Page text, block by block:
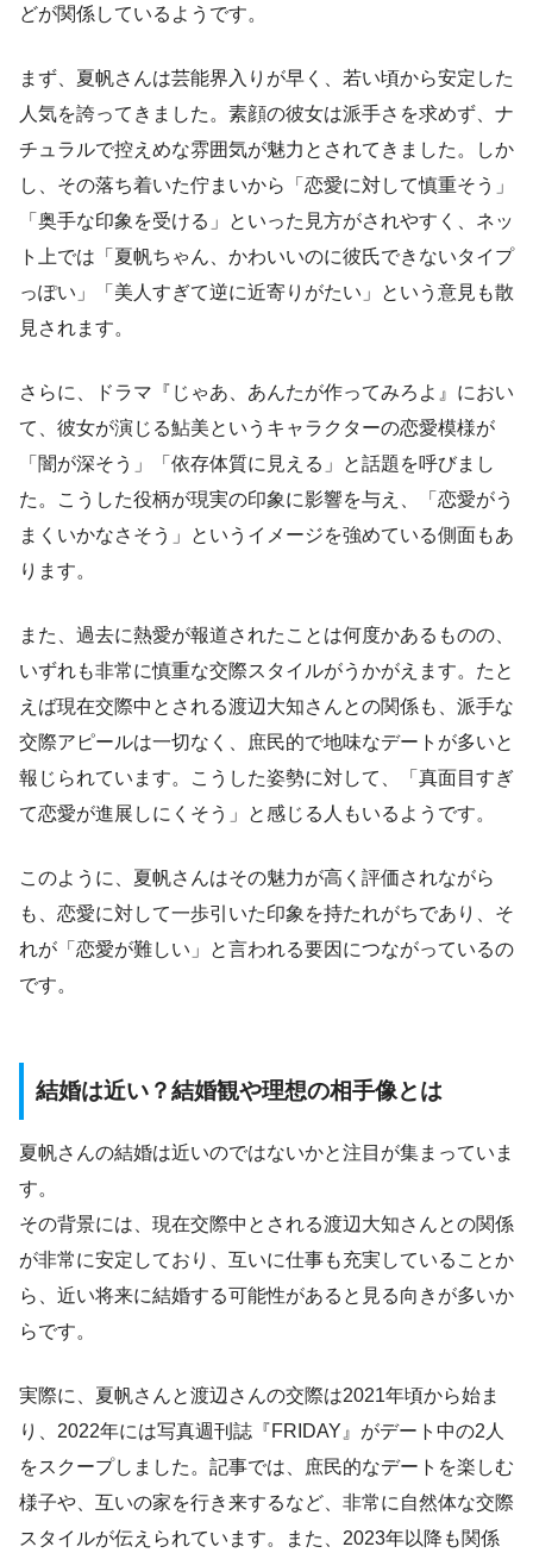
どが関係しているようです。
まず、夏帆さんは芸能界入りが早く、若い頃から安定した
人気を誇ってきました。素顔の彼女は派手さを求めず、ナ
チュラルで控えめな雰囲気が魅力とされてきました。しか
し、その落ち着いた佇まいから「恋愛に対して慎重そう」
「奥手な印象を受ける」といった見方がされやすく、ネッ
ト上では「夏帆ちゃん、かわいいのに彼氏できないタイプ
っぽい」「美人すぎて逆に近寄りがたい」という意見も散
見されます。
さらに、ドラマ『じゃあ、あんたが作ってみろよ』におい
て、彼女が演じる鮎美というキャラクターの恋愛模様が
「闇が深そう」「依存体質に見える」と話題を呼びまし
た。こうした役柄が現実の印象に影響を与え、「恋愛がう
まくいかなさそう」というイメージを強めている側面もあ
ります。
また、過去に熱愛が報道されたことは何度かあるものの、
いずれも非常に慎重な交際スタイルがうかがえます。たと
えば現在交際中とされる渡辺大知さんとの関係も、派手な
交際アピールは一切なく、庶民的で地味なデートが多いと
報じられています。こうした姿勢に対して、「真面目すぎ
て恋愛が進展しにくそう」と感じる人もいるようです。
このように、夏帆さんはその魅力が高く評価されながら
も、恋愛に対して一歩引いた印象を持たれがちであり、そ
れが「恋愛が難しい」と言われる要因につながっているの
です。
結婚は近い？結婚観や理想の相手像とは
夏帆さんの結婚は近いのではないかと注目が集まっていま
す。
その背景には、現在交際中とされる渡辺大知さんとの関係
が非常に安定しており、互いに仕事も充実していることか
ら、近い将来に結婚する可能性があると見る向きが多いか
らです。
実際に、夏帆さんと渡辺さんの交際は2021年頃から始ま
り、2022年には写真週刊誌『FRIDAY』がデート中の2人
をスクープしました。記事では、庶民的なデートを楽しむ
様子や、互いの家を行き来するなど、非常に自然体な交際
スタイルが伝えられています。また、2023年以降も関係